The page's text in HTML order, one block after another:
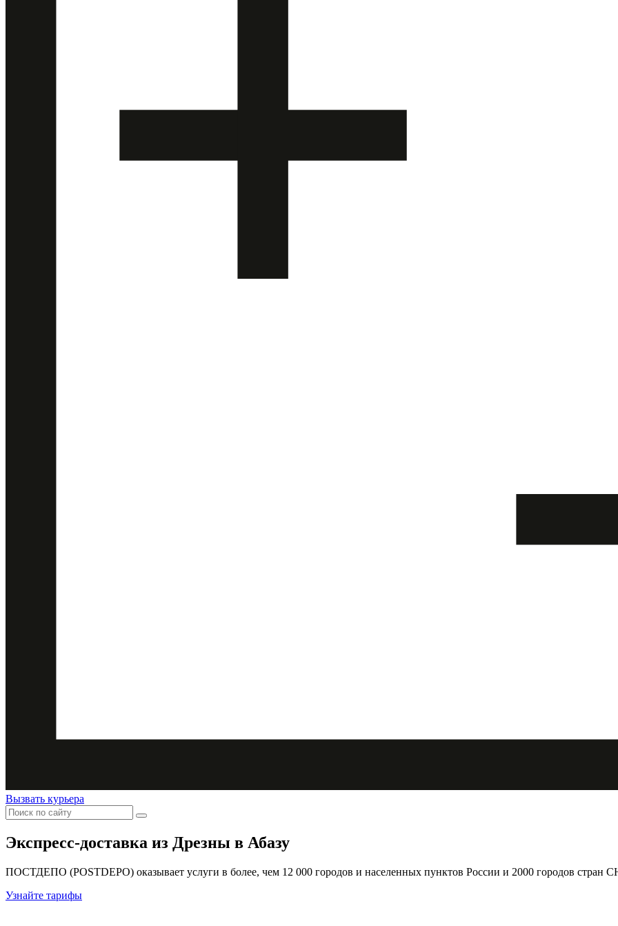
Вызвать курьера
Экспресс-доставка из Дрезны в Абазу
ПОСТДЕПО (POSTDEPO) оказывает услуги в более, чем 12 000 городов и населенных пунктов России и 2000 городов стран
Узнайте тарифы